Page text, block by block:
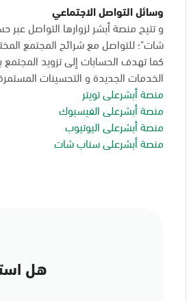
وسائل التواصل الاجتماعي
و تتيح منصة أبشر لزوارها التواصل
شات"؛ للتواصل مع شرائح المجتمع
كما تهدف الحسابات إلى تزويد
الخدمات الجديدة و التحسينات
منصة أبشرعلى تويتر
منصة أبشرعلى الفيسبوك
منصة أبشرعلى اليوتيوب
منصة أبشرعلى سناب شات
هل